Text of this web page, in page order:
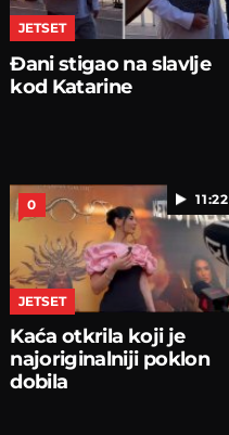
JETSET
Đani stigao na slavlje
kod Katarine
11:22
0
JETSET
Kaća otkrila koji je
najoriginalniji poklon
dobila